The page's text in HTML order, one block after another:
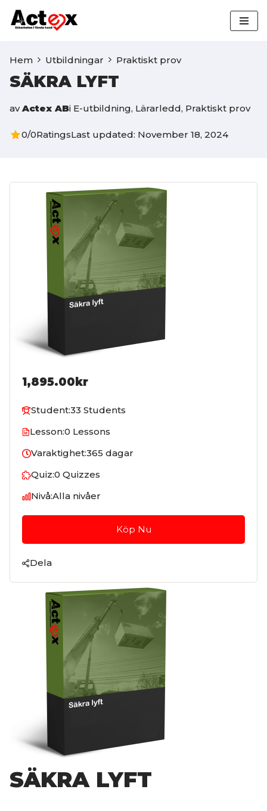
Hoppa
innehåll
Hem Utbildningar Praktiskt prov
SÄKRA LYFT
av Actex ABi E-utbildning, Lärarledd, Praktiskt prov
0/0RatingsLast updated: November 18, 2024
SÄKRA LYFT
1,895.00kr
Student:33 Students
Lesson:0 Lessons
Varaktighet:365 dagar
Quiz:0 Quizzes
Nivå:Alla nivåer
Köp Nu
Dela